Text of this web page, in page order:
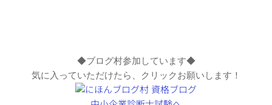
◆ブログ村参加しています◆
気に入っていただけたら、クリックお願いします！